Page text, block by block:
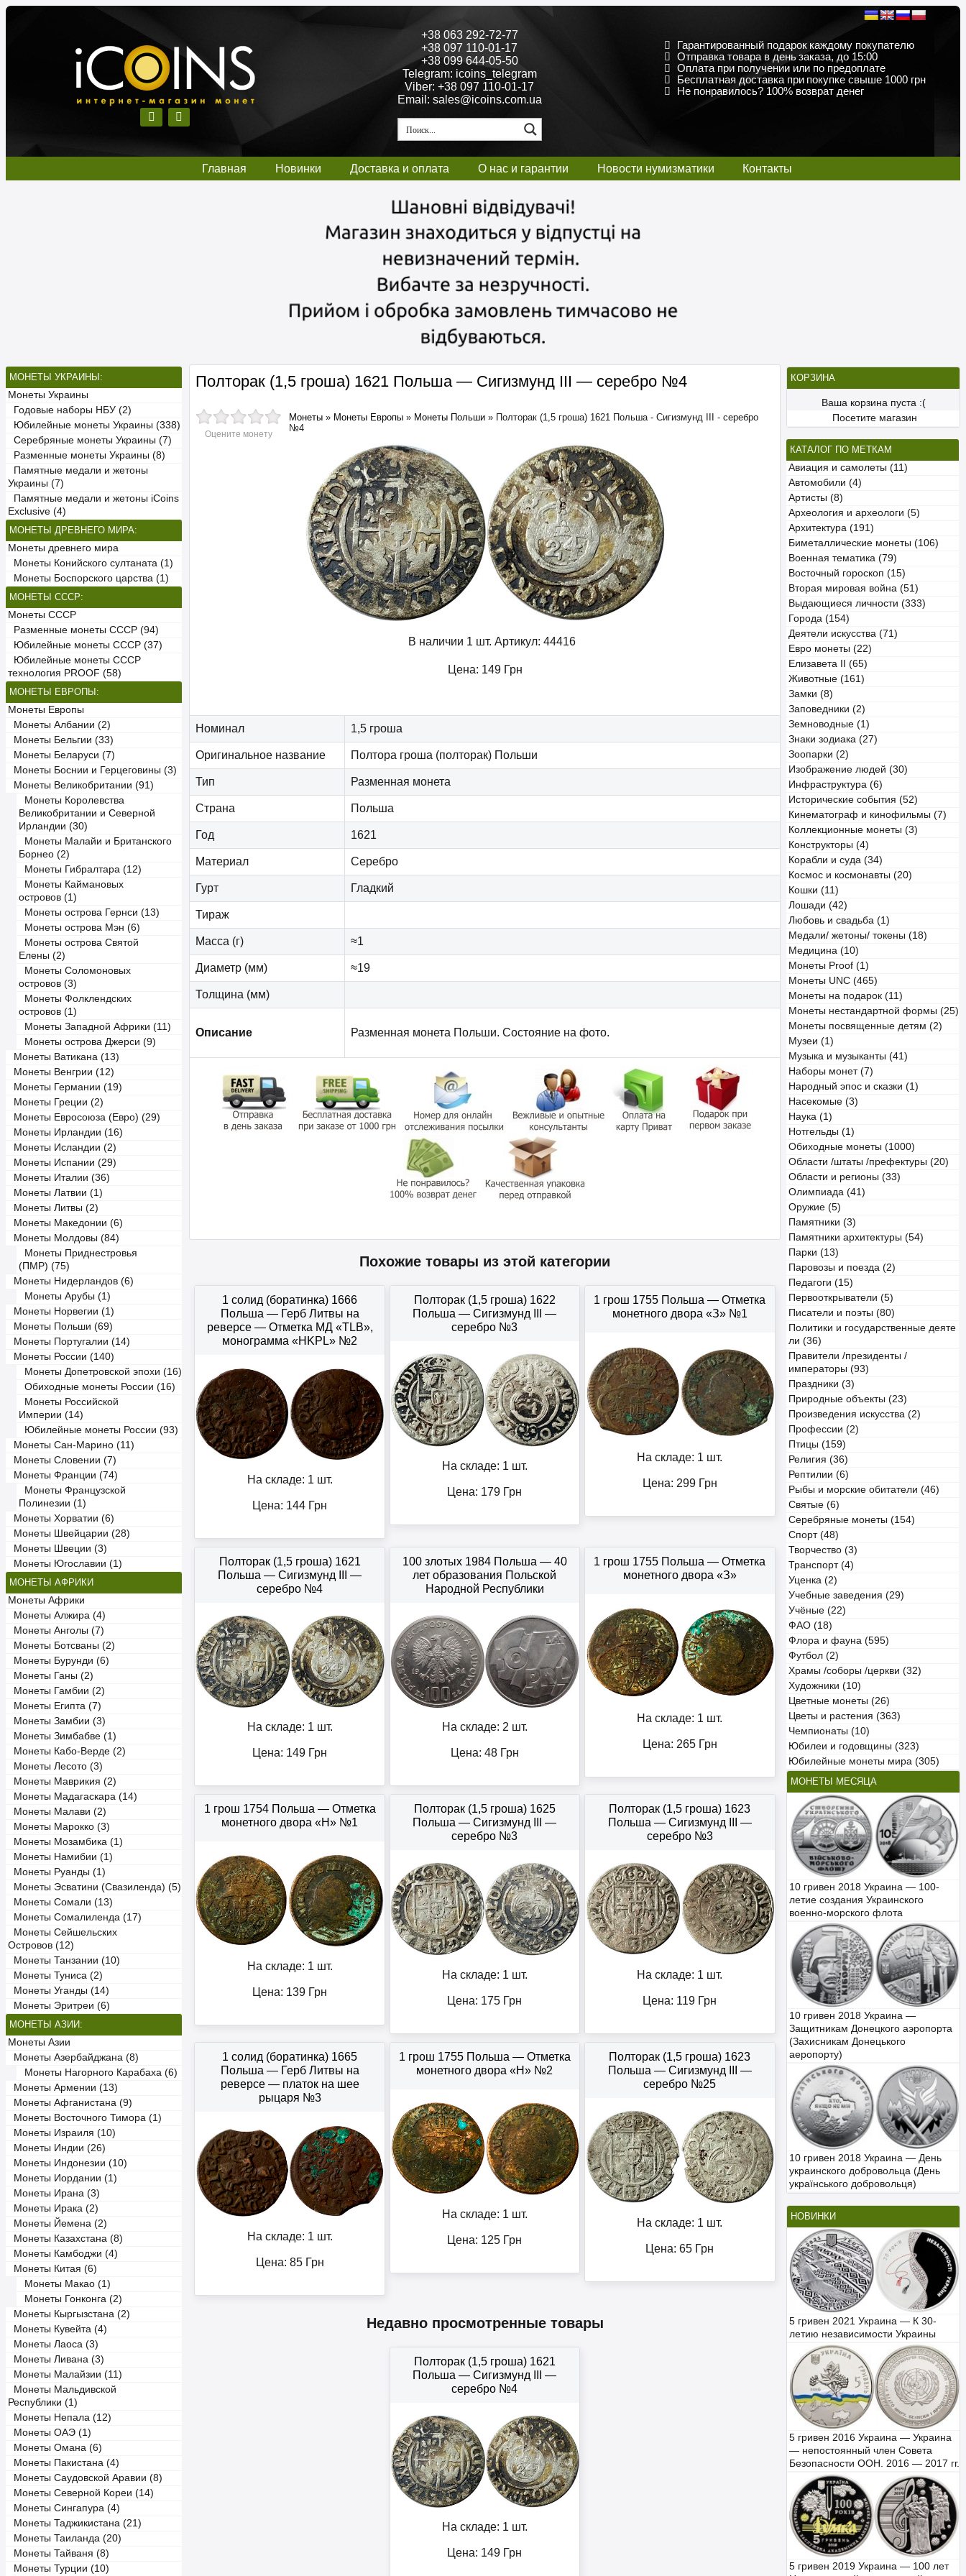
+38 063 292-72-77
+38 097 110-01-17
+38 099 644-05-50
Telegram: icoins_telegram
Viber: +38 097 110-01-17
Email: sales@icoins.com.ua
Гарантированный подарок каждому покупателю
Отправка товара в день заказа, до 15:00
Оплата при получении или по предоплате
Бесплатная доставка при покупке свыше 1000 грн
Не понравилось? 100% возврат денег
Главная Новинки Доставка и оплата О нас и гарантии Новости нумизматики Контакты
МОНЕТЫ УКРАИНЫ:
Монеты Украины
Годовые наборы НБУ (2)
Юбилейные монеты Украины (338)
Серебряные монеты Украины (7)
Разменные монеты Украины (8)
Памятные медали и жетоны
Украины (7)
Памятные медали и жетоны iCoins
Exclusive (4)
МОНЕТЫ ДРЕВНЕГО МИРА:
Монеты древнего мира
Монеты Конийского султаната (1)
Монеты Боспорского царства (1)
МОНЕТЫ СССР:
Монеты СССР
Разменные монеты СССР (94)
Юбилейные монеты СССР (37)
Юбилейные монеты СССР
технология PROOF (58)
МОНЕТЫ ЕВРОПЫ:
Монеты Европы
Монеты Албании (2)
Монеты Бельгии (33)
Монеты Беларуси (7)
Монеты Боснии и Герцеговины (3)
Монеты Великобритании (91)
Монеты Королевства
Великобритании и Северной
Ирландии (30)
Монеты Малайи и Британского
Борнео (2)
Монеты Гибралтара (12)
Монеты Каймановых
островов (1)
Монеты острова Гернси (13)
Монеты острова Мэн (6)
Монеты острова Святой
Елены (2)
Монеты Соломоновых
островов (3)
Монеты Фолклендских
островов (1)
Монеты Западной Африки (11)
Монеты острова Джерси (9)
Монеты Ватикана (13)
Монеты Венгрии (12)
Монеты Германии (19)
Монеты Греции (2)
Монеты Евросоюза (Евро) (29)
Монеты Ирландии (16)
Монеты Исландии (2)
Монеты Испании (29)
Монеты Италии (36)
Монеты Латвии (1)
Монеты Литвы (2)
Монеты Македонии (6)
Монеты Молдовы (84)
Монеты Приднестровья
(ПМР) (75)
Монеты Нидерландов (6)
Монеты Арубы (1)
Монеты Норвегии (1)
Монеты Польши (69)
Монеты Португалии (14)
Монеты России (140)
Монеты Допетровской эпохи (16)
Обиходные монеты России (16)
Монеты Российской
Империи (14)
Юбилейные монеты России (93)
Монеты Сан-Марино (11)
Монеты Словении (7)
Монеты Франции (74)
Монеты Французской
Полинезии (1)
Монеты Хорватии (6)
Монеты Швейцарии (28)
Монеты Швеции (3)
Монеты Югославии (1)
МОНЕТЫ АФРИКИ
Монеты Африки
Монеты Алжира (4)
Монеты Анголы (7)
Монеты Ботсваны (2)
Монеты Бурунди (6)
Монеты Ганы (2)
Монеты Гамбии (2)
Монеты Египта (7)
Монеты Замбии (3)
Монеты Зимбабве (1)
Монеты Кабо-Верде (2)
Монеты Лесото (3)
Монеты Маврикия (2)
Монеты Мадагаскара (14)
Монеты Малави (2)
Монеты Марокко (3)
Монеты Мозамбика (1)
Монеты Намибии (1)
Монеты Руанды (1)
Монеты Эсватини (Свазиленда) (5)
Монеты Сомали (13)
Монеты Сомалиленда (17)
Монеты Сейшельских
Островов (12)
Монеты Танзании (10)
Монеты Туниса (2)
Монеты Уганды (14)
Монеты Эритреи (6)
МОНЕТЫ АЗИИ:
Монеты Азии
Монеты Азербайджана (8)
Монеты Нагорного Карабаха (6)
Монеты Армении (13)
Монеты Афганистана (9)
Монеты Восточного Тимора (1)
Монеты Израиля (10)
Монеты Индии (26)
Монеты Индонезии (10)
Монеты Иордании (1)
Монеты Ирана (3)
Монеты Ирака (2)
Монеты Йемена (2)
Монеты Казахстана (8)
Монеты Камбоджи (4)
Монеты Китая (6)
Монеты Макао (1)
Монеты Гонконга (2)
Монеты Кыргызстана (2)
Монеты Кувейта (4)
Монеты Лаоса (3)
Монеты Ливана (3)
Монеты Малайзии (11)
Монеты Мальдивской
Республики (1)
Монеты Непала (12)
Монеты ОАЭ (1)
Монеты Омана (6)
Монеты Пакистана (4)
Монеты Саудовской Аравии (8)
Монеты Северной Кореи (14)
Монеты Сингапура (4)
Монеты Таджикистана (21)
Монеты Таиланда (20)
Монеты Тайваня (8)
Монеты Турции (10)
КОРЗИНА
Ваша корзина пуста :(
Посетите магазин
КАТАЛОГ ПО МЕТКАМ
Авиация и самолеты (11)
Автомобили (4)
Артисты (8)
Археология и археологи (5)
Архитектура (191)
Биметаллические монеты (106)
Военная тематика (79)
Восточный гороскоп (15)
Вторая мировая война (51)
Выдающиеся личности (333)
Города (154)
Деятели искусства (71)
Евро монеты (22)
Елизавета II (65)
Животные (161)
Замки (8)
Заповедники (2)
Земноводные (1)
Знаки зодиака (27)
Зоопарки (2)
Изображение людей (30)
Инфраструктура (6)
Исторические события (52)
Кинематограф и кинофильмы (7)
Коллекционные монеты (3)
Конструкторы (4)
Корабли и суда (34)
Космос и космонавты (20)
Кошки (11)
Лошади (42)
Любовь и свадьба (1)
Медали/ жетоны/ токены (18)
Медицина (10)
Монеты Proof (1)
Монеты UNC (465)
Монеты на подарок (11)
Монеты нестандартной формы (25)
Монеты посвященные детям (2)
Музеи (1)
Музыка и музыканты (41)
Наборы монет (7)
Народный эпос и сказки (1)
Насекомые (3)
Наука (1)
Нотгельды (1)
Обиходные монеты (1000)
Области /штаты /префектуры (20)
Области и регионы (33)
Олимпиада (41)
Оружие (5)
Памятники (3)
Памятники архитектуры (54)
Парки (13)
Паровозы и поезда (2)
Педагоги (15)
Первооткрыватели (5)
Писатели и поэты (80)
Политики и государственные деяте
ли (36)
Правители /президенты /
императоры (93)
Праздники (3)
Природные объекты (23)
Произведения искусства (2)
Профессии (2)
Птицы (159)
Религия (36)
Рептилии (6)
Рыбы и морские обитатели (46)
Святые (6)
Серебряные монеты (154)
Спорт (48)
Творчество (3)
Транспорт (4)
Уценка (2)
Учебные заведения (29)
Учёные (22)
ФАО (18)
Флора и фауна (595)
Футбол (2)
Храмы /соборы /церкви (32)
Художники (10)
Цветные монеты (26)
Цветы и растения (363)
Чемпионаты (10)
Юбилеи и годовщины (323)
Юбилейные монеты мира (305)
МОНЕТЫ МЕСЯЦА
10 гривен 2018 Украина — 100-
летие создания Украинского
военно-морского флота
10 гривен 2018 Украина —
Защитникам Донецкого аэропорта
(Захисникам Донецького
аеропорту)
10 гривен 2018 Украина — День
украинского добровольца (День
українського добровольця)
НОВИНКИ
5 гривен 2021 Украина — К 30-
летию независимости Украины
5 гривен 2016 Украина — Украина
— непостоянный член Совета
Безопасности ООН. 2016 — 2017 гг.
5 гривен 2019 Украина — 100 лет
Полторак (1,5 гроша) 1621 Польша — Сигизмунд III — серебро №4
Оцените монету
Монеты » Монеты Европы » Монеты Польши » Полторак (1,5 гроша) 1621 Польша - Сигизмунд III - серебро
№4
В наличии 1 шт. Артикул: 44416
Цена: 149 Грн
Номинал 1,5 гроша
Оригинальное название Полтора гроша (полторак) Польши
Тип Разменная монета
Страна Польша
Год 1621
Материал Серебро
Гурт Гладкий
Тираж
Масса (г) ≈1
Диаметр (мм) ≈19
Толщина (мм)
Описание Разменная монета Польши. Состояние на фото.
Похожие товары из этой категории
1 солид (боратинка) 1666
Польша — Герб Литвы на
реверсе — Отметка МД «TLB»,
монограмма «HKPL» №2
На складе: 1 шт.
Цена: 144 Грн
Полторак (1,5 гроша) 1622
Польша — Сигизмунд III —
серебро №3
На складе: 1 шт.
Цена: 179 Грн
1 грош 1755 Польша — Отметка
монетного двора «З» №1
На складе: 1 шт.
Цена: 299Грн
Полторак (1,5 гроша) 1621
Польша — Сигизмунд III —
серебро №4
На складе: 1 шт.
Цена: 149 Грн
100 злотых 1984 Польша — 40
лет образования Польской
Народной Республики
На складе: 2 шт.
Цена: 48Грн
1 грош 1755 Польша — Отметка
монетного двора «З»
На складе: 1 шт.
Цена: 265Грн
1 грош 1754 Польша — Отметка
монетного двора «H» №1
На складе: 1 шт.
Цена: 139 Грн
Полторак (1,5 гроша) 1625
Польша — Сигизмунд III —
серебро №3
На складе: 1 шт.
Цена: 175 Грн
Полторак (1,5 гроша) 1623
Польша — Сигизмунд III —
серебро №3
На складе: 1 шт.
Цена: 119 Грн
1 солид (боратинка) 1665
Польша — Герб Литвы на
реверсе — платок на шее
рыцаря №3
На складе: 1 шт.
Цена: 85Грн
1 грош 1755 Польша — Отметка
монетного двора «H» №2
На складе: 1 шт.
Цена: 125 Грн
Полторак (1,5 гроша) 1623
Польша — Сигизмунд III —
серебро №25
На складе: 1 шт.
Цена:65 Грн
Недавно просмотренные товары
Полторак (1,5 гроша) 1621
Польша — Сигизмунд III —
серебро №4
На складе: 1 шт.
Цена: 149 Грн